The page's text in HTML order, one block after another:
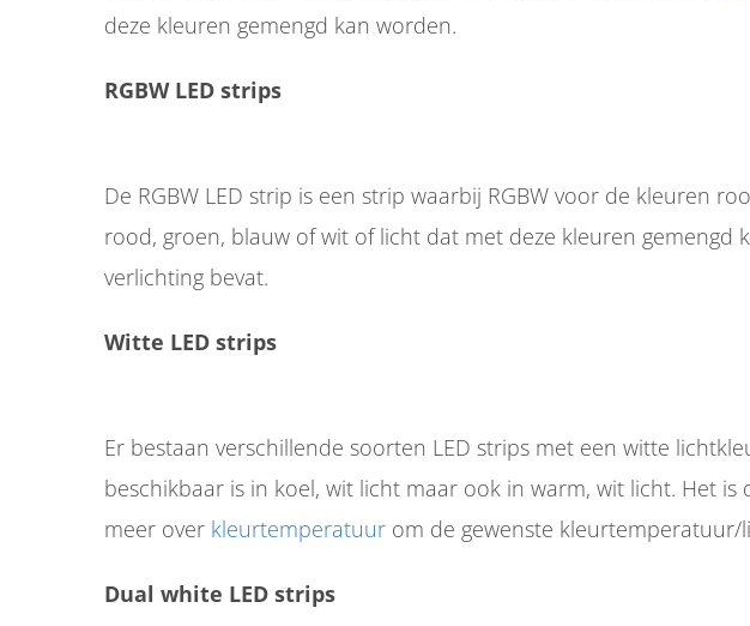
deze kleuren gemengd kan worden.
RGBW LED strips
De RGBW LED strip is een strip waarbij RGBW voor de kleuren
rood, groen, blauw of wit of licht dat met deze kleuren gemengd
verlichting bevat.
Witte LED strips
Er bestaan verschillende soorten LED strips met een witte
beschikbaar is in koel, wit licht maar ook in warm, wit licht. Het
meer over kleurtemperatuur om de gewenste kleurtemperatuur/
Dual white LED strips